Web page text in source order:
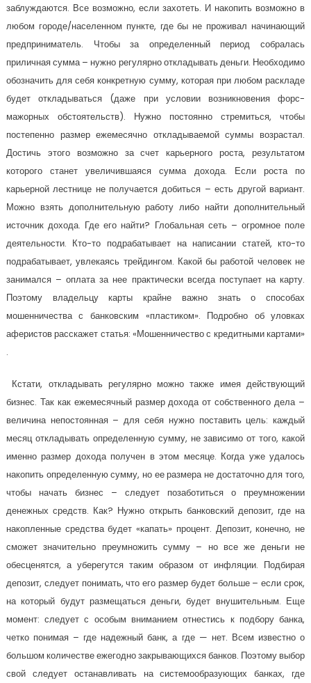
заблуждаются. Все возможно, если захотеть. И накопить возможно в
любом городе/населенном пункте, где бы не проживал начинающий
предприниматель. Чтобы за определенный период собралась
приличная сумма – нужно регулярно откладывать деньги. Необходимо
обозначить для себя конкретную сумму, которая при любом раскладе
будет откладываться (даже при условии возникновения форс-
мажорных обстоятельств). Нужно постоянно стремиться, чтобы
постепенно размер ежемесячно откладываемой суммы возрастал.
Достичь этого возможно за счет карьерного роста, результатом
которого станет увеличившаяся сумма дохода. Если роста по
карьерной лестнице не получается добиться – есть другой вариант.
Можно взять дополнительную работу либо найти дополнительный
источник дохода. Где его найти? Глобальная сеть – огромное поле
деятельности. Кто-то подрабатывает на написании статей, кто-то
подрабатывает, увлекаясь трейдингом. Какой бы работой человек не
занимался – оплата за нее практически всегда поступает на карту.
Поэтому владельцу карты крайне важно знать о способах
мошенничества с банковским «пластиком». Подробно об уловках
аферистов расскажет статья: «Мошенничество с кредитными картами»
.
Кстати, откладывать регулярно можно также имея действующий
бизнес. Так как ежемесячный размер дохода от собственного дела –
величина непостоянная – для себя нужно поставить цель: каждый
месяц откладывать определенную сумму, не зависимо от того, какой
именно размер дохода получен в этом месяце. Когда уже удалось
накопить определенную сумму, но ее размера не достаточно для того,
чтобы начать бизнес – следует позаботиться о преумножении
денежных средств. Как? Нужно открыть банковский депозит, где на
накопленные средства будет «капать» процент. Депозит, конечно, не
сможет значительно преумножить сумму – но все же деньги не
обесценятся, а уберегутся таким образом от инфляции. Подбирая
депозит, следует понимать, что его размер будет больше – если срок,
на который будут размещаться деньги, будет внушительным. Еще
момент: следует с особым вниманием отнестись к подбору банка,
четко понимая – где надежный банк, а где — нет. Всем известно о
большом количестве ежегодно закрывающихся банков. Поэтому выбор
свой следует останавливать на системообразующих банках, где